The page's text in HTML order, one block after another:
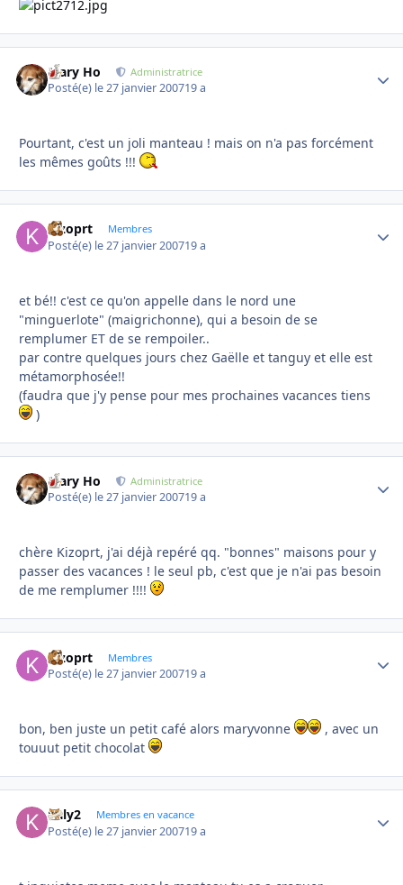
Mary Ho Administratrice
Posté(e) le 27 janvier 200719 a
Pourtant, c'est un joli manteau ! mais on n'a pas forcément
les mêmes goûts !!!
kizoprt Membres
Posté(e) le 27 janvier 200719 a
et bé!! c'est ce qu'on appelle dans le nord une
"minguerlote" (maigrichonne), qui a besoin de se
remplumer ET de se rempoiler..
par contre quelques jours chez Gaëlle et tanguy et elle est
métamorphosée!!
(faudra que j'y pense pour mes prochaines vacances tiens
)
Mary Ho Administratrice
Posté(e) le 27 janvier 200719 a
chère Kizoprt, j'ai déjà repéré qq. "bonnes" maisons pour y
passer des vacances ! le seul pb, c'est que je n'ai pas besoin
de me remplumer !!!!
kizoprt Membres
Posté(e) le 27 janvier 200719 a
bon, ben juste un petit café alors maryvonne
, avec un
touuut petit chocolat
kaly2 Membres en vacance
Posté(e) le 27 janvier 200719 a